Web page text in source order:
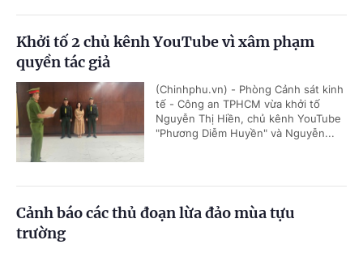
Khởi tố 2 chủ kênh YouTube vì xâm phạm
quyền tác giả
(Chinhphu.vn) - Phòng Cảnh sát kinh
tế - Công an TPHCM vừa khởi tố
Nguyễn Thị Hiền, chủ kênh YouTube
"Phương Diễm Huyền" và Nguyễn...
Cảnh báo các thủ đoạn lừa đảo mùa tựu
trường